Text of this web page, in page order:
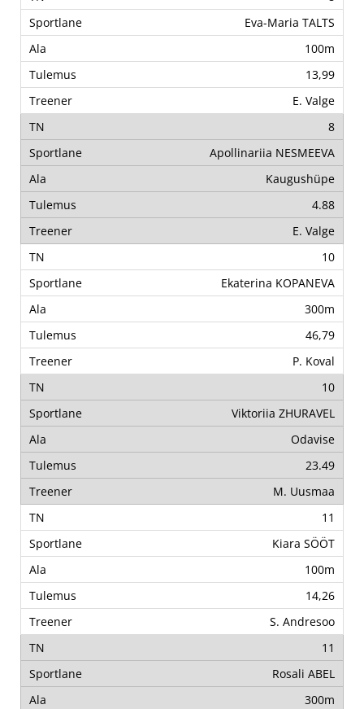
Eva-Maria TALTS
100m
13,99
E. Valge
8
Apollinariia NESMEEVA
Kaugushüpe
4.88
E. Valge
10
Ekaterina KOPANEVA
300m
46,79
P. Koval
10
Viktoriia ZHURAVEL
Odavise
23.49
M. Uusmaa
11
Kiara SÖÖT
100m
14,26
S. Andresoo
11
Rosali ABEL
300m